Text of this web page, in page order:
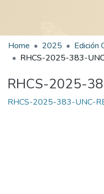
Home 2025
RHCS-2025-
RHCS-2025-383-UNC-